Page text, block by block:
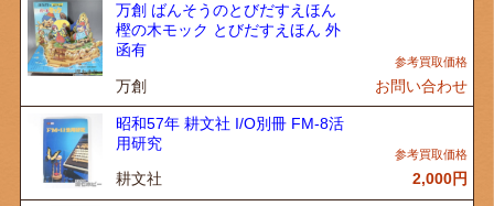
万創 ばんそうのとびだすえほん
樫の木モック とびだすえほん 外
函有
万創 お問い合わせ
昭和57年 耕文社 I/O別冊 FM-8活
用研究
耕文社 2,000円